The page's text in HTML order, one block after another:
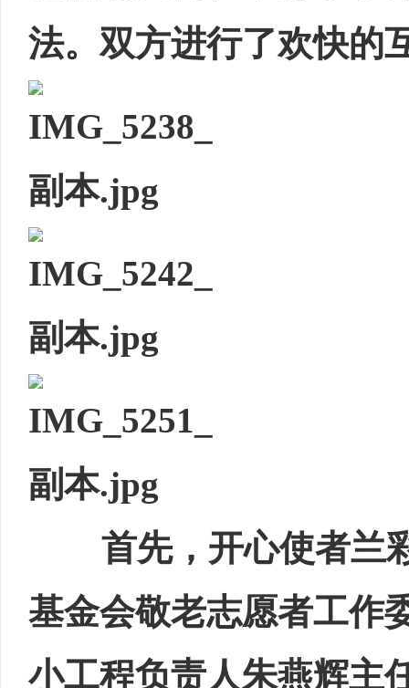
法。双方进行了欢快的
首先，开心使者兰
基金会敬老志愿者工作
小工程负责人朱燕辉主